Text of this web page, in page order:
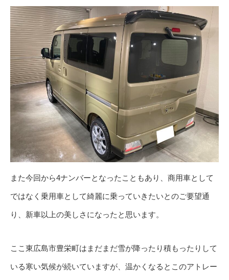
また今回から4ナンバーとなったこともあり、商用車として
ではなく乗用車として綺麗に乗っていきたいとのご要望通
り、新車以上の美しさになったと思います。
ここ東広島市豊栄町はまだまだ雪が降ったり積もったりして
いる寒い気候が続いていますが、温かくなるとこのアトレー